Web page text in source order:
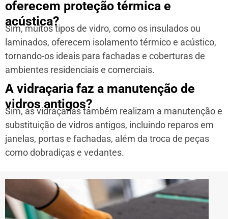
oferecem proteção térmica e
acústica?
Sim, muitos tipos de vidro, como os insulados ou
laminados, oferecem isolamento térmico e acústico,
tornando-os ideais para fachadas e coberturas de
ambientes residenciais e comerciais.
A vidraçaria faz a manutenção de
vidros antigos?
Sim, as vidraçarias também realizam a manutenção e
substituição de vidros antigos, incluindo reparos em
janelas, portas e fachadas, além da troca de peças
como dobradiças e vedantes.